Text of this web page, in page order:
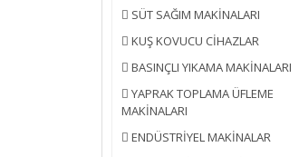
SÜT SAĞIM MAKİNALARI
KUŞ KOVUCU CİHAZLAR
BASINÇLI YIKAMA MAKİNALARI
YAPRAK TOPLAMA ÜFLEME
MAKİNALARI
ENDÜSTRİYEL MAKİNALAR